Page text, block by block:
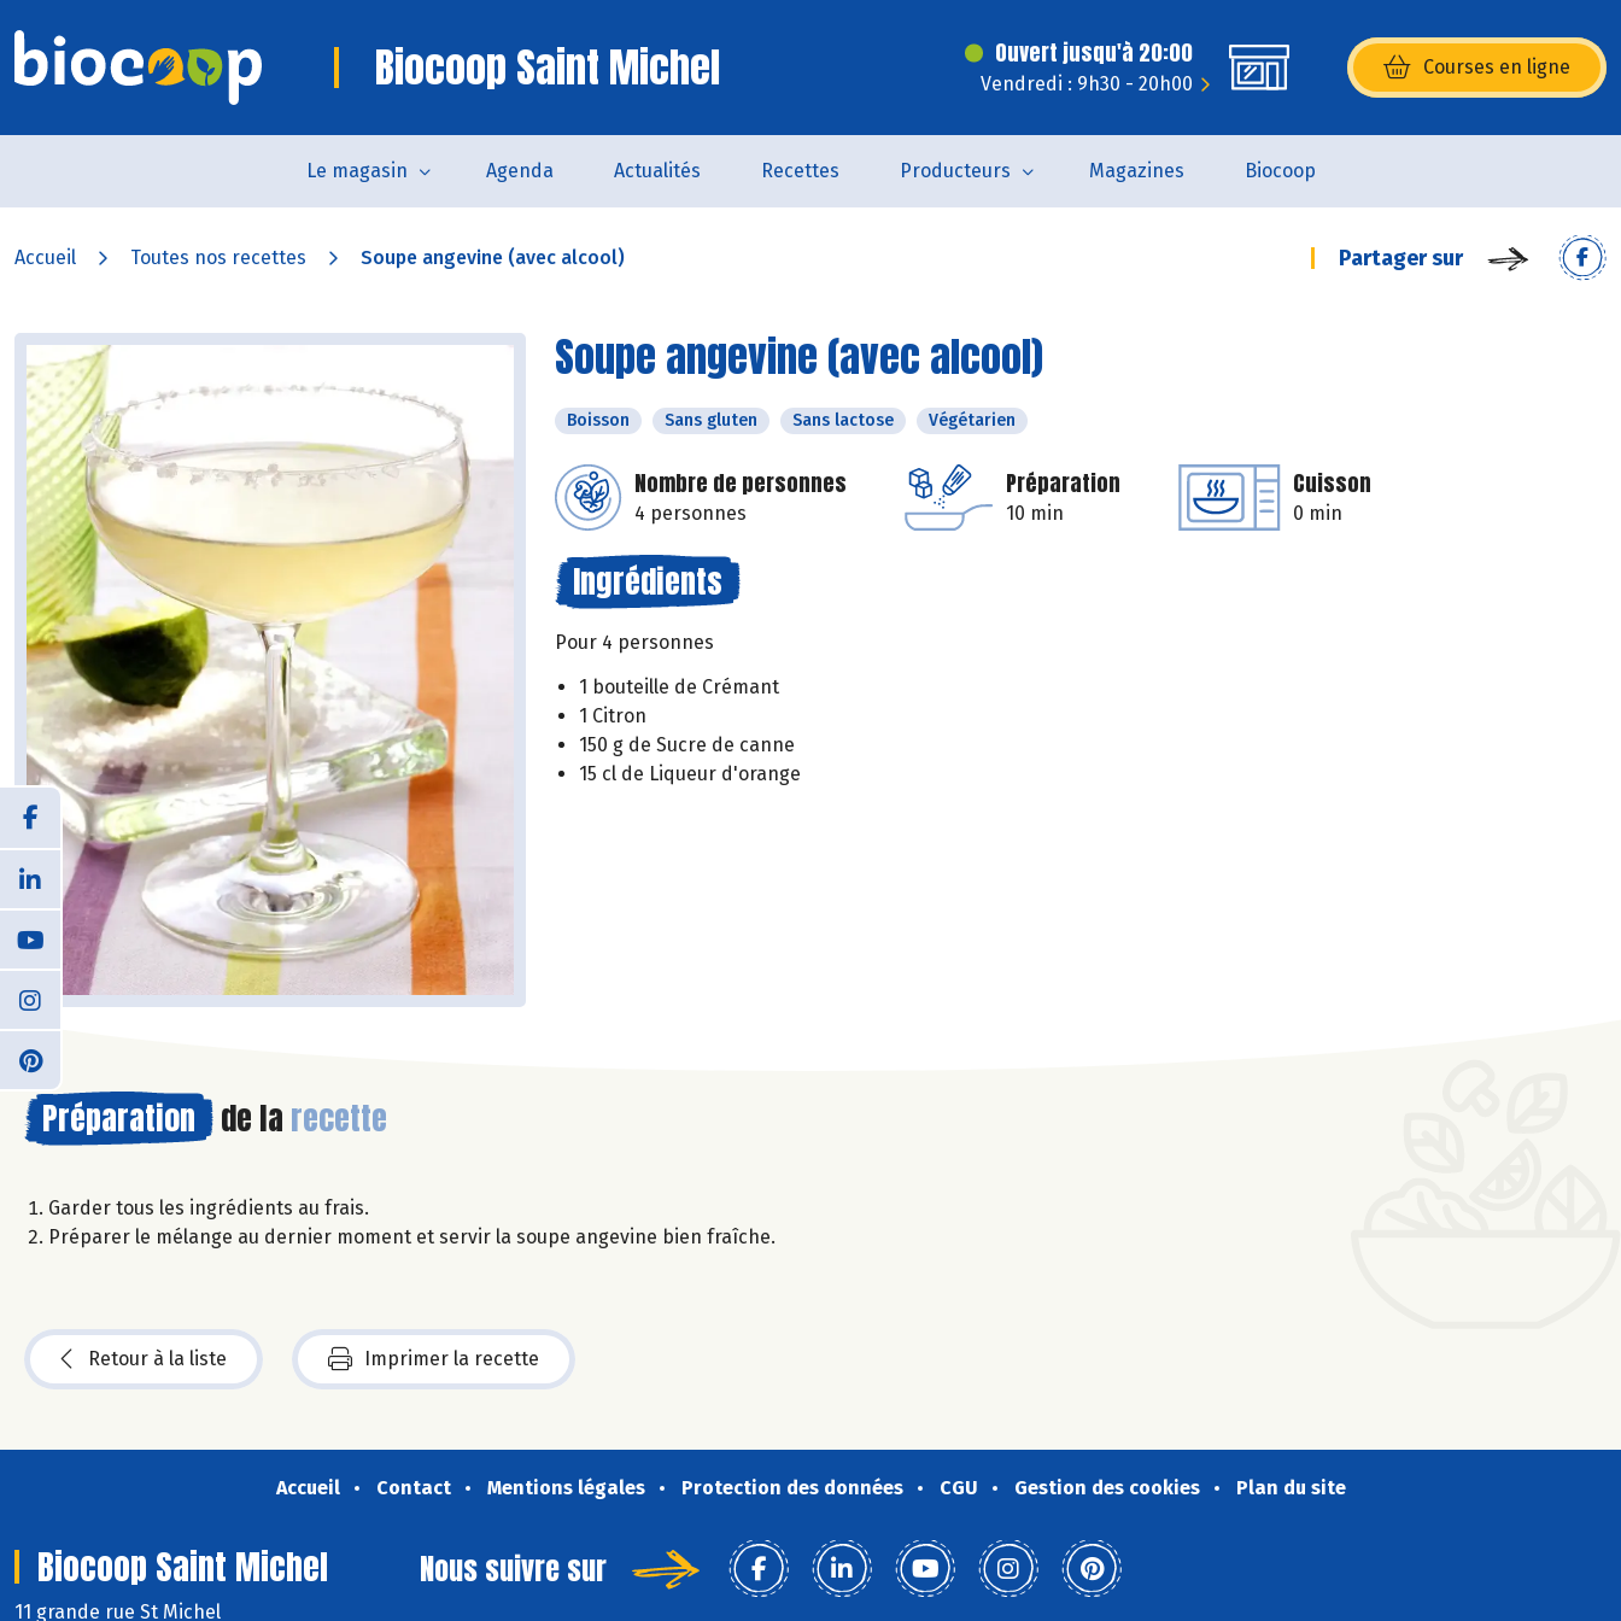
Biocoop Saint Michel Ouvert jusqu'à 20:00
Vendredi : 9h30 - 20h00
Courses en ligne
(s’ouvre dans une nouvelle
Le magasin Agenda Actualités Recettes Producteurs Magazines Biocoop
Accueil Toutes nos recettes Soupe angevine (avec alcool) Partager sur
Soupe angevine (avec alcool)
Boisson Sans gluten Sans lactose Végétarien
Nombre de personnes
4 personnes
Préparation
10 min
Cuisson
0 min
Ingrédients
Pour 4 personnes
1 bouteille de Crémant
1 Citron
150 g de Sucre de canne
15 cl de Liqueur d'orange
Préparation de la recette
Garder tous les ingrédients au frais.
Préparer le mélange au dernier moment et servir la soupe angevine bien fraîche.
Retour à la liste Imprimer la recette
Accueil Contact Mentions légales Protection des données CGU Gestion des cookies Plan du site
Biocoop Saint Michel
11 grande rue St Michel
Nous suivre sur